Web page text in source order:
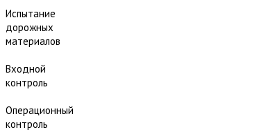
Испытание
дорожных
материалов
Входной
контроль
Операционный
контроль